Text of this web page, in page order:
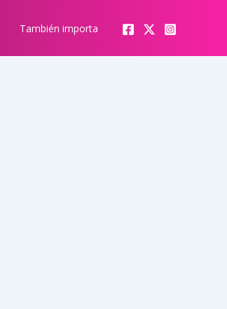
También importa